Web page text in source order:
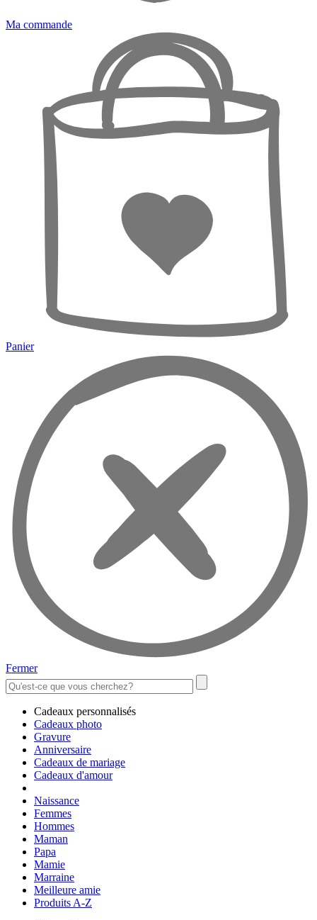
Ma commande
Panier
Fermer
Cadeaux personnalisés
Cadeaux photo
Gravure
Anniversaire
Cadeaux de mariage
Cadeaux d'amour
Naissance
Femmes
Hommes
Maman
Papa
Mamie
Marraine
Meilleure amie
Produits A-Z